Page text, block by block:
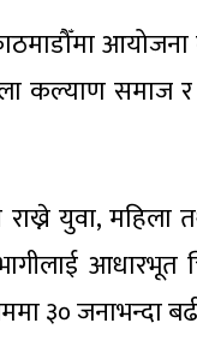
कल्याण समाज र
युवा,
आधारभूत
३० जनाभन्दा